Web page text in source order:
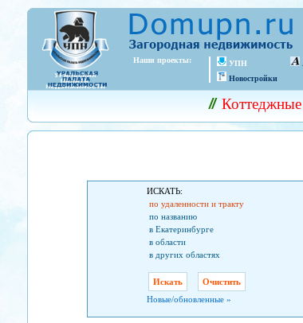
Наши проекты:
УПН
Новостройки
Коттеджные
ИСКАТЬ:
по удаленности и тракту
по названию
в Екатеринбурге
в области
в других областях
Новые/обновленные »